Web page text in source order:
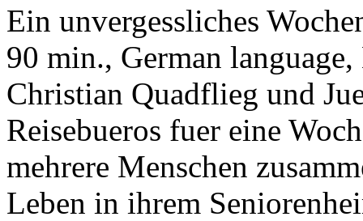
Ein unvergessliches
90 min., German
Christian Quadflieg und
Reisebueros fuer eine
mehrere Menschen
Leben in ihrem